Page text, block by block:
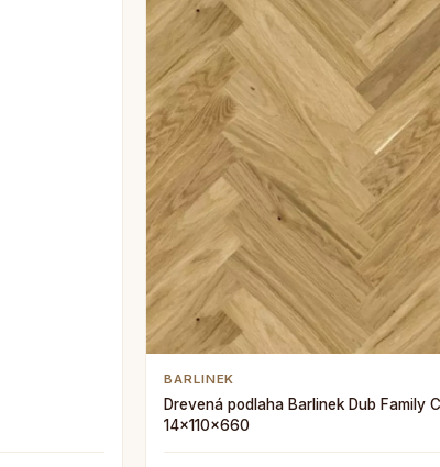
BARLINEK
Drevená podlaha Barlinek Dub Family
14x110x660